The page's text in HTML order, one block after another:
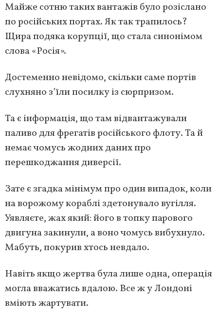
Майже сотню таких вантажів було розіслано
по російських портах. Як так трапилось?
Щира подяка корупції, що стала синонімом
слова «Росія».
Достеменно невідомо, скільки саме портів
слухняно з’їли посилку із сюрпризом.
Та є інформація, що там відвантажували
паливо для фрегатів російського флоту. Та й
немає чомусь жодних даних про
перешкоджання диверсії.
Зате є згадка мінімум про один випадок, коли
на ворожому кораблі здетонувало вугілля.
Уявляєте, жах який: його в топку парового
двигуна закинули, а воно чомусь вибухнуло.
Мабуть, покурив хтось невдало.
Навіть якщо жертва була лише одна, операція
могла вважатись вдалою. Все ж у Лондоні
вміють жартувати.